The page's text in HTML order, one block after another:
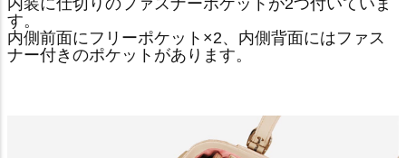
内装に仕切りのファスナーポケットが2つ付いていま
す。
内側前面にフリーポケット×2、内側背面にはファス
ナー付きのポケットがあります。